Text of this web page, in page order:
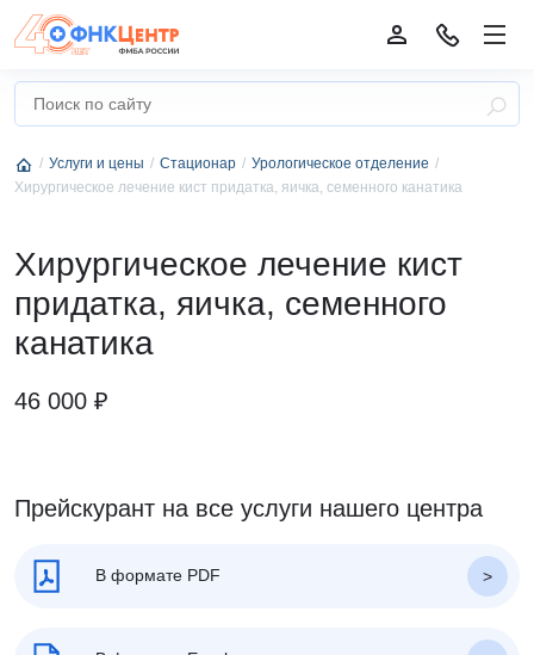
Услуги и цены Стационар
Урологическое отделение
Хирургическое лечение кист придатка, яичка, семенного канатика
Хирургическое лечение кист
придатка, яичка, семенного
канатика
46 000 ₽
Прейскурант на все услуги нашего центра
В формате PDF